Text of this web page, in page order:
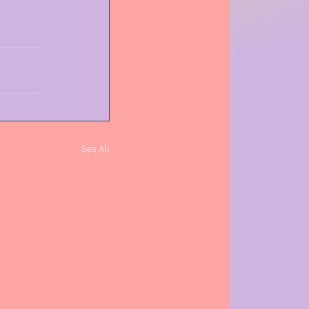
See All